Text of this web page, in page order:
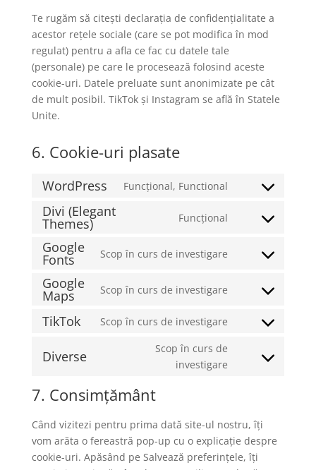
Te rugăm să citești declarația de confidențialitate a
acestor rețele sociale (care se pot modifica în mod
regulat) pentru a afla ce fac cu datele tale
(personale) pe care le procesează folosind aceste
cookie-uri. Datele preluate sunt anonimizate pe cât
de mult posibil. TikTok și Instagram se află în Statele
Unite.
6. Cookie-uri plasate
WordPress Funcțional, Functional
Consent
service
Divi (Elegant
Themes) Funcțional
Consent
service
(elegant-
Google
Fonts Scop în curs de investigare
Consent
service
Google
Maps Scop în curs de investigare
Consent
service
maps
TikTok Scop în curs de investigare
Consent
service
Diverse
Scop în curs de
investigare
Consent
7. Consimțământ
Când vizitezi pentru prima dată site-ul nostru, îți
vom arăta o fereastră pop-up cu o explicație despre
cookie-uri. Apăsând pe Salvează preferințele, îți